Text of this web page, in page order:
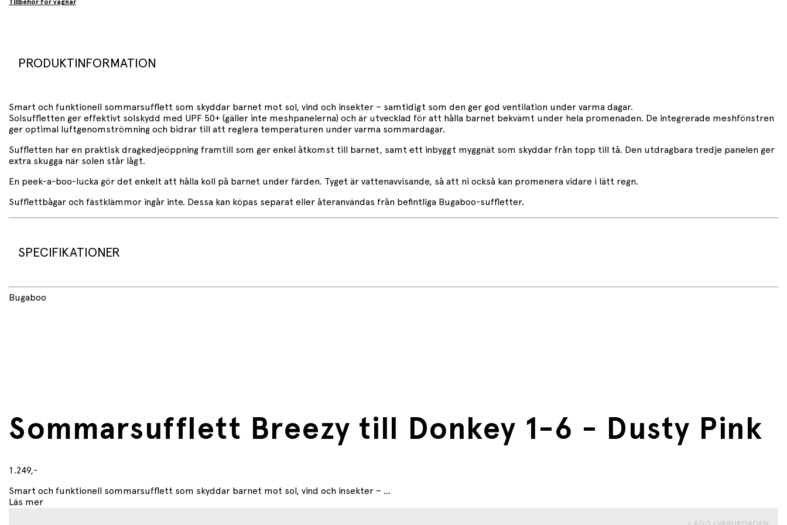
Tillbehör för vagnar
PRODUKTINFORMATION
Smart och funktionell sommarsufflett som skyddar barnet mot sol, vind och insekter – samtidigt som den ger god ventilation under varma dagar.
Solsuffletten ger effektivt solskydd med UPF 50+ (gäller inte meshpanelerna) och är utvecklad för att hålla barnet bekvämt under hela promenaden. De integrerade meshfönstren
ger optimal luftgenomströmning och bidrar till att reglera temperaturen under varma sommardagar.
Suffletten har en praktisk dragkedjeöppning framtill som ger enkel åtkomst till barnet, samt ett inbyggt myggnät som skyddar från topp till tå. Den utdragbara tredje panelen ger
extra skugga när solen står lågt.
En peek-a-boo-lucka gör det enkelt att hålla koll på barnet under färden. Tyget är vattenavvisande, så att ni också kan promenera vidare i lätt regn.
Sufflettbågar och fästklämmor ingår inte. Dessa kan köpas separat eller återanvändas från befintliga Bugaboo-suffletter.
SPECIFIKATIONER
Produktnamn: Bugaboo Donkey 6 Breezy Sun Canopy S001261D3032
Obs: Bågar och klämmor ingår inte
Bugaboo
Sommarsufflett Breezy till Donkey 1-6 - Dusty Pink
1.249,-
Smart och funktionell sommarsufflett som skyddar barnet mot sol, vind och insekter – ...
Läs mer